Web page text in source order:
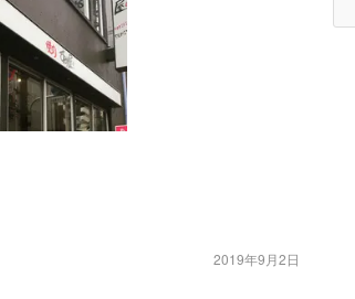
2019年9月2日